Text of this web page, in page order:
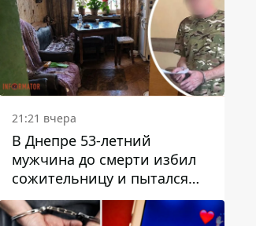
21:21 вчера
В Днепре 53-летний
мужчина до смерти избил
сожительницу и пытался
скрыть преступление:
детали